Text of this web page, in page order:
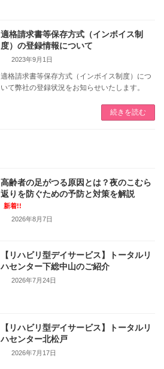
適格請求書等保存方式（インボイス制
度）の登録情報について
2023年9月1日
適格請求書等保存方式（インボイス制度）につ
いて弊社の登録状況をお知らせいたします。
続きを読む
高齢者の足がつる原因とは？夜のこむら
返りを防ぐための予防と対策を解説
新着!!
2026年8月7日
【リハビリ型デイサービス】トータルリ
ハセンター下総中山のご紹介
2026年7月24日
【リハビリ型デイサービス】トータルリ
ハセンター北松戸
2026年7月17日